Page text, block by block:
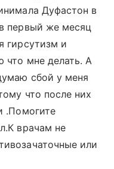
Дуфастон в
первый же месяц
гирсутизм и
что мне делать. А
сбой у меня
что после них
.Помогите
врачам не
или